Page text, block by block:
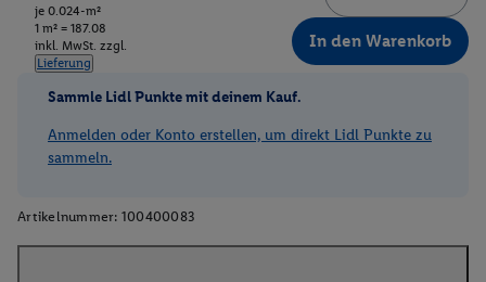
je 0.024-m²
1 m² = 187.08
inkl. MwSt. zzgl.
Lieferung
In den Warenkorb
Sammle Lidl Punkte mit deinem Kauf.
Anmelden oder Konto erstellen, um direkt Lidl Punkte zu
sammeln.
Artikelnummer: 100400083